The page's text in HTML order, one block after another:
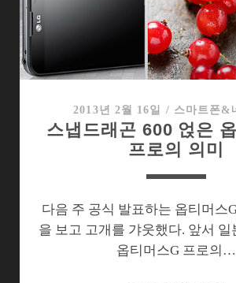
옵
G
프
2013년 2월 16일 / 스마트폰&
스냅드래곤 600 얹은
프로의 의미
다음 주 공식 발표하는 옵티머스
을 보고 고개를 갸웃했다. 앞서 일
옵티머스G 프로의…